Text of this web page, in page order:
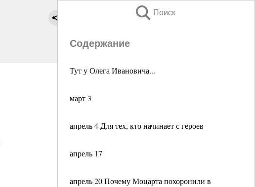
Поиск
Содержание
Тут у Олега Ивановича...
март 3
апрель 4 Для тех, кто начинает с героев
апрель 17
апрель 20 Почему Моцарта похоронили в